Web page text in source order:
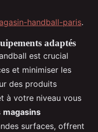
handball-paris.
adaptés
est crucial
et minimiser les
des produits
à votre niveau vous
magasins
surfaces, offrent